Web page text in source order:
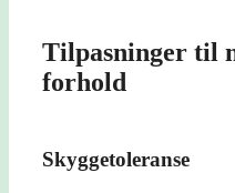
Tilpasninger til
forhold
Skyggetoleranse